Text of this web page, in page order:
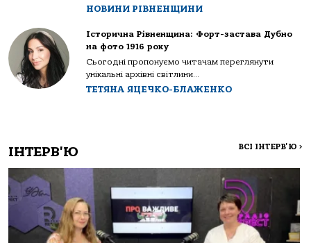
НОВИНИ РІВНЕНЩИНИ
Історична Рівненщина: Форт-застава Дубно
на фото 1916 року
Сьогодні пропонуємо читачам переглянути
унікальні архівні світлини...
ТЕТЯНА ЯЦЕЧКО-БЛАЖЕНКО
ІНТЕРВ'Ю ВСІ ІНТЕРВ'Ю >